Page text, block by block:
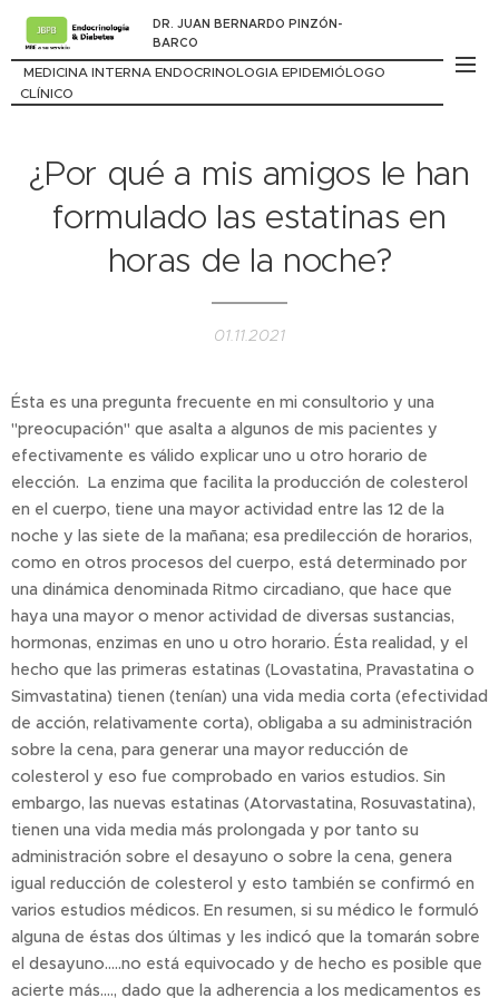
DR. JUAN BERNARDO PINZÓN-
BARCO
MEDICINA INTERNA ENDOCRINOLOGIA EPIDEMIÓLOGO
CLÍNICO
¿Por qué a mis amigos le han
formulado las estatinas en
horas de la noche?
01.11.2021
Ésta es una pregunta frecuente en mi consultorio y una
"preocupación" que asalta a algunos de mis pacientes y
efectivamente es válido explicar uno u otro horario de
elección. La enzima que facilita la producción de colesterol
en el cuerpo, tiene una mayor actividad entre las 12 de la
noche y las siete de la mañana; esa predilección de horarios,
como en otros procesos del cuerpo, está determinado por
una dinámica denominada Ritmo circadiano, que hace que
haya una mayor o menor actividad de diversas sustancias,
hormonas, enzimas en uno u otro horario. Ésta realidad, y el
hecho que las primeras estatinas (Lovastatina, Pravastatina o
Simvastatina) tienen (tenían) una vida media corta (efectividad
de acción, relativamente corta), obligaba a su administración
sobre la cena, para generar una mayor reducción de
colesterol y eso fue comprobado en varios estudios. Sin
embargo, las nuevas estatinas (Atorvastatina, Rosuvastatina),
tienen una vida media más prolongada y por tanto su
administración sobre el desayuno o sobre la cena, genera
igual reducción de colesterol y esto también se confirmó en
varios estudios médicos. En resumen, si su médico le formuló
alguna de éstas dos últimas y les indicó que la tomarán sobre
el desayuno.....no está equivocado y de hecho es posible que
acierte más...., dado que la adherencia a los medicamentos es